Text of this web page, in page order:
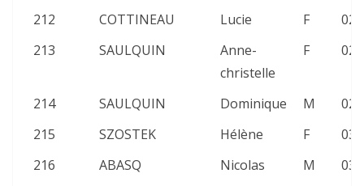
212
COTTINEAU Lucie F
213
SAULQUIN
Anne-
christelle
F
214 SAULQUIN Dominique M
215
SZOSTEK Hélène F
216
ABASQ Nicolas M